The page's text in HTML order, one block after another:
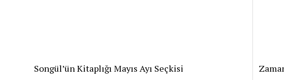
Songül’ün Kitaplığı Mayıs Ayı Seçkisi